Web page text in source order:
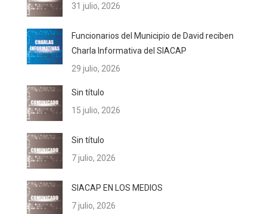
31 julio, 2026
Funcionarios del Municipio de David reciben
Charla Informativa del SIACAP
29 julio, 2026
Sin título
15 julio, 2026
Sin título
7 julio, 2026
SIACAP EN LOS MEDIOS
7 julio, 2026